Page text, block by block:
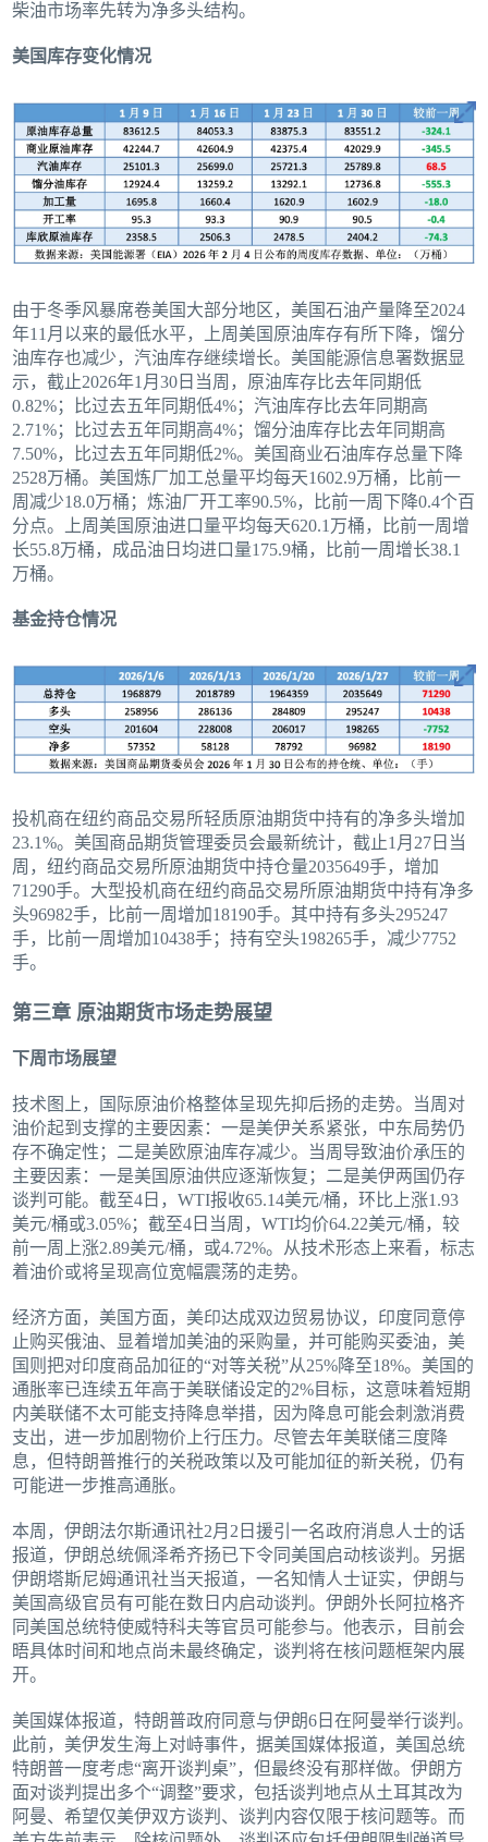
柴油市场率先转为净多头结构。
美国库存变化情况
由于冬季风暴席卷美国大部分地区，美国石油产量降至2024
年11月以来的最低水平，上周美国原油库存有所下降，馏分
油库存也减少，汽油库存继续增长。美国能源信息署数据显
示，截止2026年1月30日当周，原油库存比去年同期低
0.82%；比过去五年同期低4%；汽油库存比去年同期高
2.71%；比过去五年同期高4%；馏分油库存比去年同期高
7.50%，比过去五年同期低2%。美国商业石油库存总量下降
2528万桶。美国炼厂加工总量平均每天1602.9万桶，比前一
周减少18.0万桶；炼油厂开工率90.5%，比前一周下降0.4个百
分点。上周美国原油进口量平均每天620.1万桶，比前一周增
长55.8万桶，成品油日均进口量175.9桶，比前一周增长38.1
万桶。
基金持仓情况
投机商在纽约商品交易所轻质原油期货中持有的净多头增加
23.1%。美国商品期货管理委员会最新统计，截止1月27日当
周，纽约商品交易所原油期货中持仓量2035649手，增加
71290手。大型投机商在纽约商品交易所原油期货中持有净多
头96982手，比前一周增加18190手。其中持有多头295247
手，比前一周增加10438手；持有空头198265手，减少7752
手。
第三章 原油期货市场走势展望
下周市场展望
技术图上，国际原油价格整体呈现先抑后扬的走势。当周对
油价起到支撑的主要因素：一是美伊关系紧张，中东局势仍
存不确定性；二是美欧原油库存减少。当周导致油价承压的
主要因素：一是美国原油供应逐渐恢复；二是美伊两国仍存
谈判可能。截至4日，WTI报收65.14美元/桶，环比上涨1.93
美元/桶或3.05%；截至4日当周，WTI均价64.22美元/桶，较
前一周上涨2.89美元/桶，或4.72%。从技术形态上来看，标志
着油价或将呈现高位宽幅震荡的走势。
经济方面，美国方面，美印达成双边贸易协议，印度同意停
止购买俄油、显着增加美油的采购量，并可能购买委油，美
国则把对印度商品加征的“对等关税”从25%降至18%。美国的
通胀率已连续五年高于美联储设定的2%目标，这意味着短期
内美联储不太可能支持降息举措，因为降息可能会刺激消费
支出，进一步加剧物价上行压力。尽管去年美联储三度降
息，但特朗普推行的关税政策以及可能加征的新关税，仍有
可能进一步推高通胀。
本周，伊朗法尔斯通讯社2月2日援引一名政府消息人士的话
报道，伊朗总统佩泽希齐扬已下令同美国启动核谈判。另据
伊朗塔斯尼姆通讯社当天报道，一名知情人士证实，伊朗与
美国高级官员有可能在数日内启动谈判。伊朗外长阿拉格齐
同美国总统特使威特科夫等官员可能参与。他表示，目前会
晤具体时间和地点尚未最终确定，谈判将在核问题框架内展
开。
美国媒体报道，特朗普政府同意与伊朗6日在阿曼举行谈判。
此前，美伊发生海上对峙事件，据美国媒体报道，美国总统
特朗普一度考虑“离开谈判桌”，但最终没有那样做。伊朗方
面对谈判提出多个“调整”要求，包括谈判地点从土耳其改为
阿曼、希望仅美伊双方谈判、谈判内容仅限于核问题等。而